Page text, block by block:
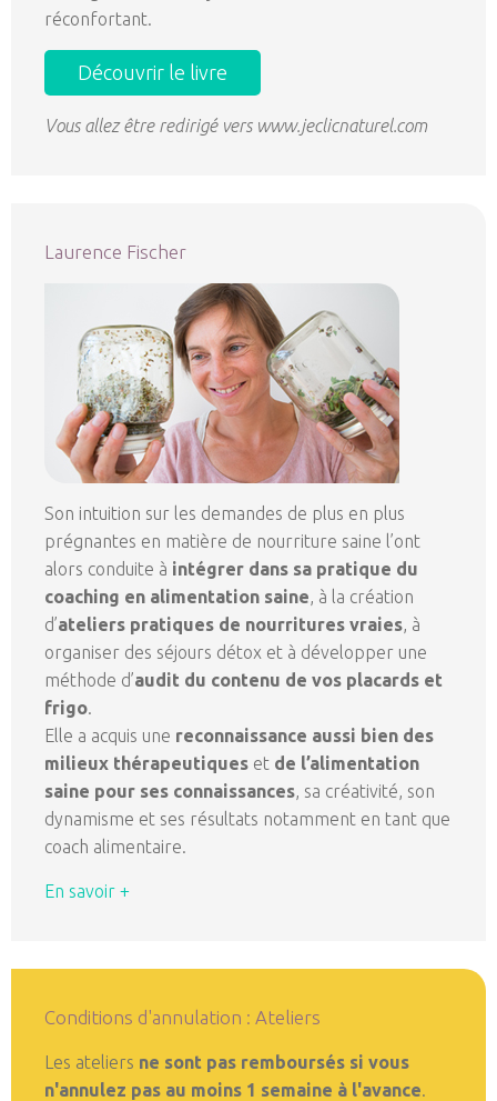
réconfortant.
Découvrir le livre
Vous allez être redirigé vers www.jeclicnaturel.com
Laurence Fischer
Son intuition sur les demandes de plus en plus
prégnantes en matière de nourriture saine l’ont
alors conduite à intégrer dans sa pratique du
coaching en alimentation saine, à la création
d’ateliers pratiques de nourritures vraies, à
organiser des séjours détox et à développer une
méthode d’audit du contenu de vos placards et
frigo.
Elle a acquis une reconnaissance aussi bien des
milieux thérapeutiques et de l’alimentation
saine pour ses connaissances, sa créativité, son
dynamisme et ses résultats notamment en tant que
coach alimentaire.
En savoir +
Conditions d'annulation : Ateliers
Les ateliers ne sont pas remboursés si vous
n'annulez pas au moins 1 semaine à l'avance.